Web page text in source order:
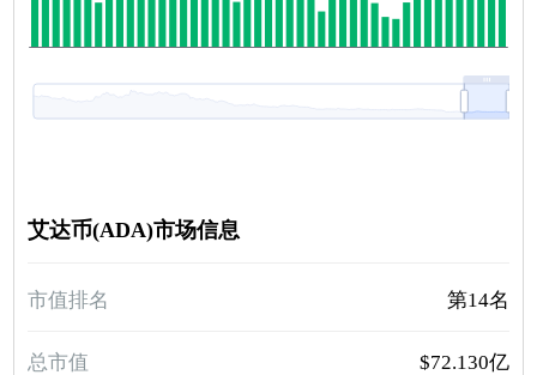
艾达币(ADA)市场信息
市值排名 第14名
总市值 $72.130亿